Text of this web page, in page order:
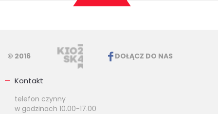
© 2016 DOŁĄCZ DO NAS
Kontakt
telefon czynny
w godzinach 10.00-17.00